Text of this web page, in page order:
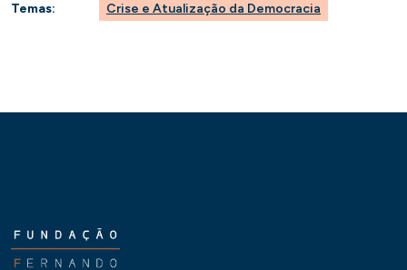
Temas: Crise e Atualização da Democracia